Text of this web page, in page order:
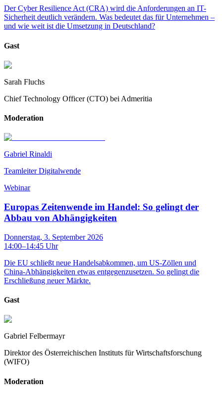
Der Cyber Resilience Act (CRA) wird die Anforderungen an IT-
Sicherheit deutlich verändern. Was bedeutet das für Unternehmen –
und wie weit ist die Umsetzung in Deutschland?
Gast
Sarah Fluchs
Chief Technology Officer (CTO) bei Admeritia
Moderation
Gabriel Rinaldi
Teamleiter Digitalwende
Webinar
Europas Zeitenwende im Handel: So gelingt der
Abbau von Abhängigkeiten
Donnerstag, 3. September 2026
14:00–14:45 Uhr
Die EU schließt neue Handelsabkommen, um US-Zöllen und
China-Abhängigkeiten etwas entgegenzusetzen. So gelingt die
Erschließung neuer Märkte.
Gast
Gabriel Felbermayr
Direktor des Österreichischen Instituts für Wirtschaftsforschung
(WIFO)
Moderation